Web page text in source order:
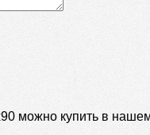
можно купить в